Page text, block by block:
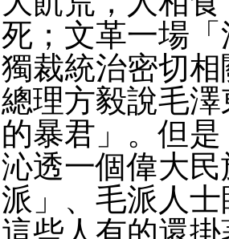
死；文革一場
獨裁統治密切
總理方毅說毛
的暴君」。但
沁透一個偉大
派」、毛派人